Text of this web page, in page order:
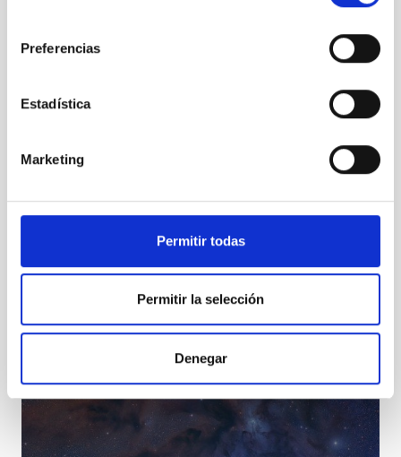
Preferencias
Estadística
Marketing
Permitir todas
Permitir la selección
Denegar